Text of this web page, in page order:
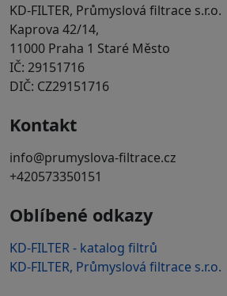
KD-FILTER, Průmyslová filtrace s.r.o.
Kaprova 42/14,
11000 Praha 1 Staré Město
IČ: 29151716
DIČ: CZ29151716
Kontakt
info@prumyslova-filtrace.cz
+420573350151
Oblíbené odkazy
KD-FILTER - katalog filtrů
KD-FILTER, Průmyslová filtrace s.r.o.